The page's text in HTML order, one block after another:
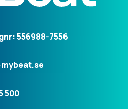
556988-7556
500